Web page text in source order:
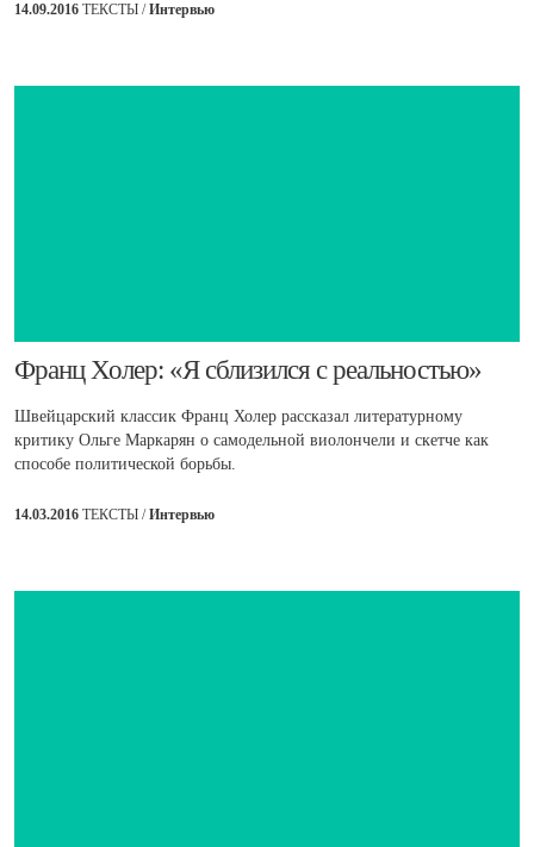
14.09.2016 ТЕКСТЫ /Интервью
​Франц Холер: «Я сблизился с реальностью»
Швейцарский классик Франц Холер рассказал литературному
критику Ольге Маркарян о самодельной виолончели и скетче как
способе политической борьбы.
14.03.2016 ТЕКСТЫ /Интервью